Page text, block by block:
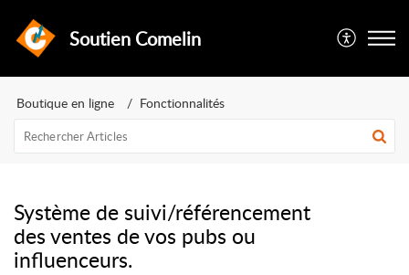
Soutien Comelin
Boutique en ligne Fonctionnalités
Système de suivi/référencement
des ventes de vos pubs ou
influenceurs.